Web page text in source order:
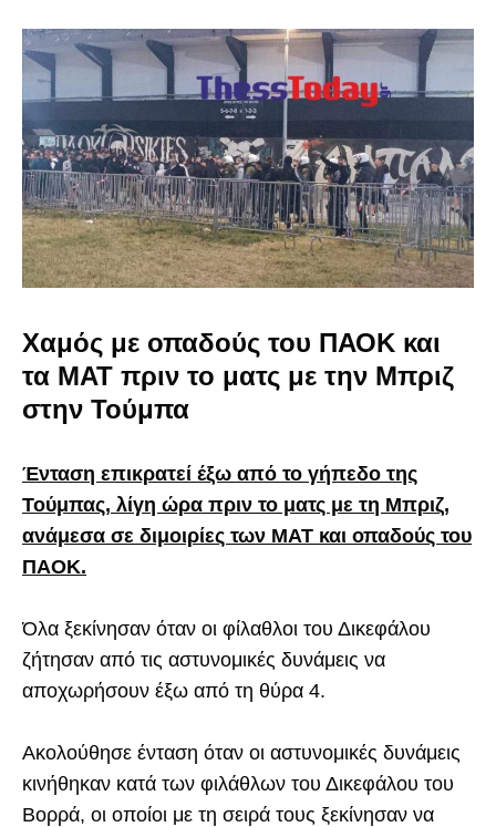
Χαμός με οπαδούς του ΠΑΟΚ και
τα ΜΑΤ πριν το ματς με την Μπριζ
στην Τούμπα
Ένταση επικρατεί έξω από το γήπεδο της
Τούμπας, λίγη ώρα πριν το ματς με τη Μπριζ,
ανάμεσα σε διμοιρίες των ΜΑΤ και οπαδούς του
ΠΑΟΚ.
Όλα ξεκίνησαν όταν οι φίλαθλοι του Δικεφάλου
ζήτησαν από τις αστυνομικές δυνάμεις να
αποχωρήσουν έξω από τη θύρα 4.
Ακολούθησε ένταση όταν οι αστυνομικές δυνάμεις
κινήθηκαν κατά των φιλάθλων του Δικεφάλου του
Βορρά, οι οποίοι με τη σειρά τους ξεκίνησαν να